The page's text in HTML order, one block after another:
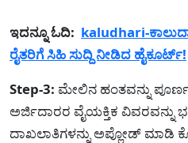
ಇದನ್ನೂ ಓದಿ: kaludhari-
ರೈತರಿಗೆ ಸಿಹಿ ಸುದ್ದಿ ನೀಡಿದ ಹೈಕೂರ್ಟ್!
Step-3: ಮೇಲಿನ ಹಂತವನ್ನು
ಅರ್ಜಿದಾರರ ವೈಯಕ್ತಿಕ ವಿವರವನ್ನು
ದಾಖಲಾತಿಗಳನ್ನು ಅಪ್ಲೋಡ್ ಮಾಡಿ